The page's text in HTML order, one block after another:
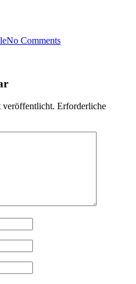
No Comments
Erforderliche